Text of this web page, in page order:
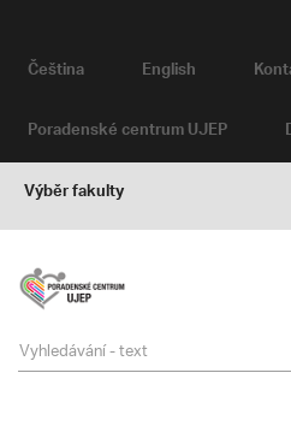
Čeština English
Poradenské centrum UJEP
Výběr fakulty